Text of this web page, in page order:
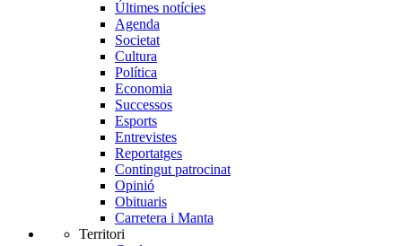
Últimes notícies
Agenda
Societat
Cultura
Política
Economia
Successos
Esports
Entrevistes
Reportatges
Contingut patrocinat
Opinió
Obituaris
Carretera i Manta
Territori